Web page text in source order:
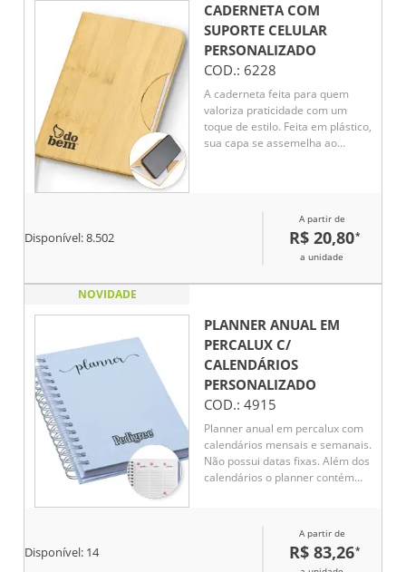
CADERNETA COM
SUPORTE CELULAR
PERSONALIZADO
COD.: 6228
A caderneta feita para quem
valoriza praticidade com um
toque de estilo. Feita em plástico,
sua capa se assemelha ao
acesso às anotações, que
ganham vida em 80 páginas
brancas pautadas, prontas para
inspirações. O grande
celular embutido na capa,
perfeito para acompanhar
vídeos, chamadas e até mesmo
reuniões.
Disponível:8.502
A partir de
R$ 20,80*
a unidade
NOVIDADE
PLANNER ANUAL EM
PERCALUX C/
CALENDÁRIOS
PERSONALIZADO
COD.: 4915
Planner anual em percalux com
calendários mensais e semanais.
Não possui datas fixas. Além dos
calendários o planner contém
anuais, planejamento anual,
livros para ler, filmes para ver,
Disponível: 14
A partir de
R$ 83,26*